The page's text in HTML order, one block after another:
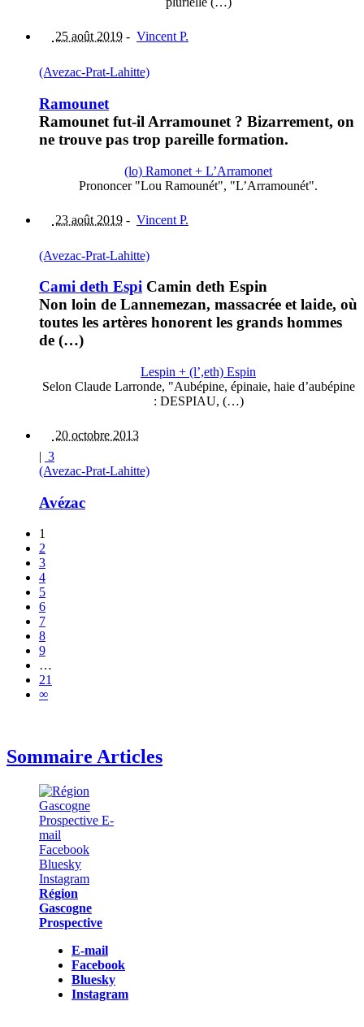
25 août 2019 - Vincent P.
(Avezac-Prat-Lahitte)
Ramounet
Ramounet fut-il Arramounet ? Bizarrement, on
ne trouve pas trop pareille formation.
(lo) Ramonet + L’Arramonet
Prononcer "Lou Ramounét", "L’Arramounét".
23 août 2019 - Vincent P.
(Avezac-Prat-Lahitte)
Cami deth Espi Camin deth Espin
Non loin de Lannemezan, massacrée et laide, où
toutes les artères honorent les grands hommes
de (…)
Lespin + (l’,eth) Espin
Selon Claude Larronde, "Aubépine, épinaie, haie d’aubépine
: DESPIAU, (…)
20 octobre 2013
| 3
(Avezac-Prat-Lahitte)
Avézac
1
2
3
4
5
6
7
8
9
…
21
∞
Sommaire Articles
Région
Gascogne
Prospective
E-mail
Facebook
Bluesky
Instagram